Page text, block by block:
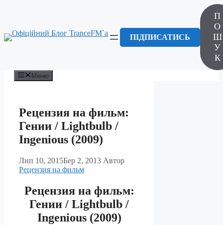
ПІДПИСАТИСЬ
П
О
Ш
У
К
Меню
Рецензия на фильм:
Гении / Lightbulb /
Ingenious (2009)
Лип 10, 2015Бер 2, 2013 Автор
Рецензия на фильм
Рецензия на фильм:
Гении / Lightbulb /
Ingenious (2009)